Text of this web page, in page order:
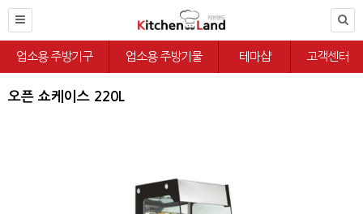
업소용 주방기구 업소용 주방기물 테마샵 고객센터
오픈 쇼케이스 220L